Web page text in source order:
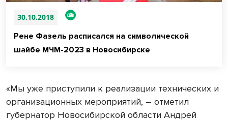
30.10.2018
Рене Фазель расписался на символической
шайбе МЧМ-2023 в Новосибирске
«Мы уже приступили к реализации технических и
организационных мероприятий, – отметил
губернатор Новосибирской области Андрей